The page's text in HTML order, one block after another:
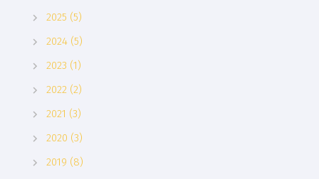
2025 (5)
2024 (5)
2023 (1)
2022 (2)
2021 (3)
2020 (3)
2019 (8)